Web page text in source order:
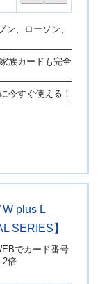
ン、ローソン、
族カードも完全
今すぐ使える！
plus L
SERIES】
でカード番号
2倍